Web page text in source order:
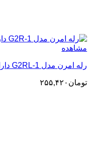
مشاهده
رله امرن مدل G2RL-1 دارای 12 ولت و 5 پین
تومان ۲۵۵,۴۲۰